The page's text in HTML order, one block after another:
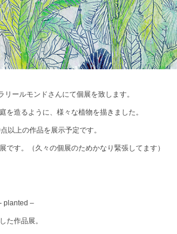
リールモンドさんにて個展を致します。
を造るように、様々な植物を描きました。
以上の作品を展示予定です。
です。（久々の個展のためかなり緊張してます）
planted –
た作品展。